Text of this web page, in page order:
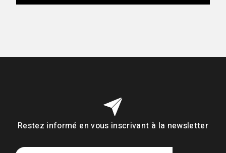
Restez informé en vous inscrivant à la newsletter